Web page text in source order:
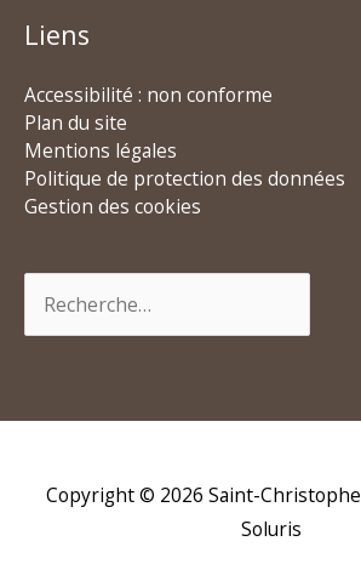
Liens
Accessibilité : non conforme
Plan du site
Mentions légales
Politique de protection des données
Gestion des cookies
Copyright © 2026 Saint-Christophe
Soluris